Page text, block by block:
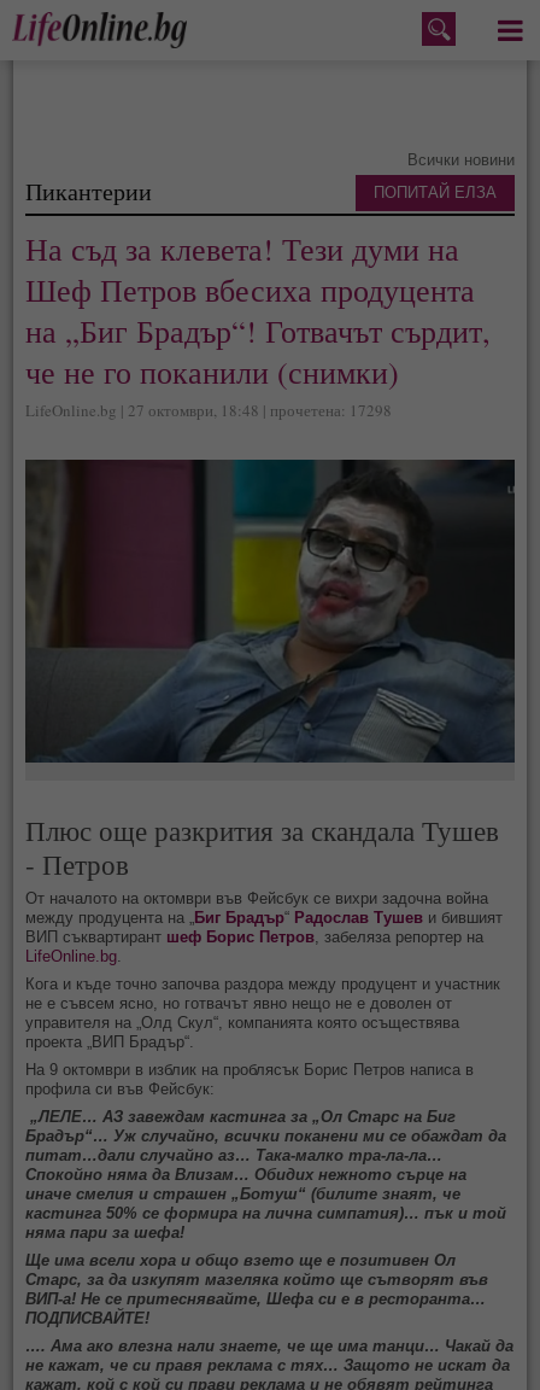
Меню
Всички новини
Пикантерии
На съд за клевета! Тези думи на
Шеф Петров вбесиха продуцента
на „Биг Брадър“! Готвачът сърдит,
че не го поканили (снимки)
LifeOnline.bg | 27 октомври, 18:48 | прочетена: 17298
Плюс още разкрития за скандала Тушев
- Петров
От началото на октомври във Фейсбук се вихри задочна война
между продуцента на „ Биг Брадър“ Радослав Тушев и бившият
ВИП съквартирант шеф Борис Петров , забеляза репортер на
LifeOnline.bg
Кога и къде точно започва раздора между продуцент и участник
не е съвсем ясно, но готвачът явно нещо не е доволен от
управителя на „Олд Скул“, компанията която осъществява
проекта „ВИП Брадър“.
На 9 октомври в изблик на проблясък Борис Петров написа в
профила си във Фейсбук:
„ЛЕЛЕ… АЗ завеждам кастинга за „Ол Старс на Биг
Брадър“… Уж случайно, всички поканени ми се обаждат да
питат…дали случайно аз… Така-малко тра-ла-ла…
Спокойно няма да Влизам… Обидих нежното сърце на
иначе смелия и страшен „Ботуш“ (билите знаят, че
кастинга 50% се формира на лична симпатия)… пък и той
няма пари за шефа!
Ще има всели хора и общо взето ще е позитивен Ол
Старс, за да изкупят мазеляка който ще сътворят във
ВИП-а! Не се притеснявайте, Шефа си е в ресторанта…
ПОДПИСВАЙТЕ!
…. Ама ако влезна нали знаете, че ще има танци… Чакай да
не кажат, че си правя реклама с тях… Защото не искат да
кажат, кой с кой си прави реклама и не обявят рейтинга
ПОПИТАЙ ЕЛЗА